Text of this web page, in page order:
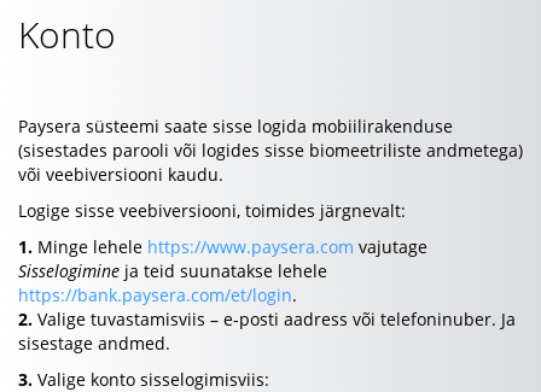
Konto
Paysera süsteemi saate sisse logida mobiilirakenduse
(sisestades parooli või logides sisse biomeetriliste andmetega)
või veebiversiooni kaudu.
Logige sisse veebiversiooni, toimides järgnevalt:
1. Minge lehele https://www.paysera.com vajutage
Sisselogimine ja teid suunatakse lehele
https://bank.paysera.com/et/login.
2. Valige tuvastamisviis – e-posti aadress või telefoninuber. Ja
sisestage andmed.
3. Valige konto sisselogimisviis: